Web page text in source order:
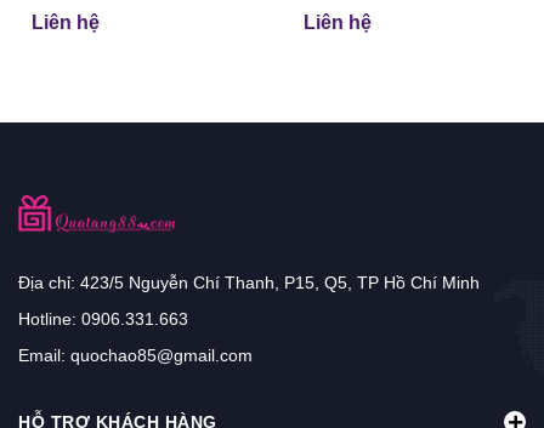
Liên hệ
Liên hệ
Địa chỉ: 423/5 Nguyễn Chí Thanh, P15, Q5, TP Hồ Chí Minh
Hotline: 0906.331.663
Email: quochao85@gmail.com
HỖ TRỢ KHÁCH HÀNG